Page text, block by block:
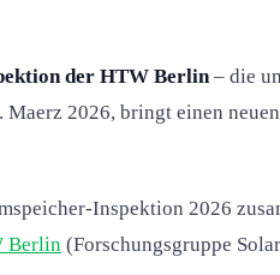
der HTW Berlin – die
2026, bringt einen
Inspektion 2026
Berlin (Forschungsgruppe